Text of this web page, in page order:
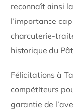
reconnaît ainsi
l’importance
charcuterie-
historique du
Félicitations à
compétiteurs
garantie de